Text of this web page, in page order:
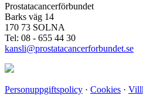
Prostatacancerförbundet
Barks väg 14
170 73 SOLNA
Tel: 08 - 655 44 30
kansli@prostatacancerforbundet.se
Personuppgiftspolicy · Cookies ·